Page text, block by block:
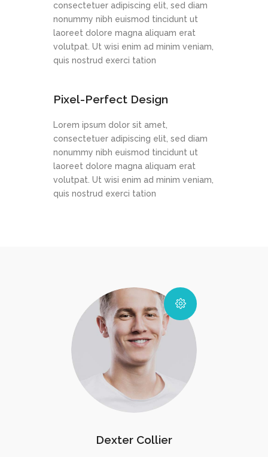
consectetuer adipiscing elit, sed diam
nonummy nibh euismod tincidunt ut
laoreet dolore magna aliquam erat
volutpat. Ut wisi enim ad minim veniam,
quis nostrud exerci tation
Pixel-Perfect Design
Lorem ipsum dolor sit amet,
consectetuer adipiscing elit, sed diam
nonummy nibh euismod tincidunt ut
laoreet dolore magna aliquam erat
volutpat. Ut wisi enim ad minim veniam,
quis nostrud exerci tation
Dexter Collier